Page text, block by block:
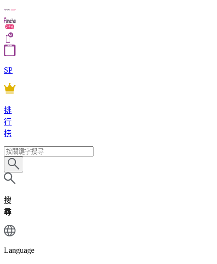
SP
排
行
榜
搜
尋
Language